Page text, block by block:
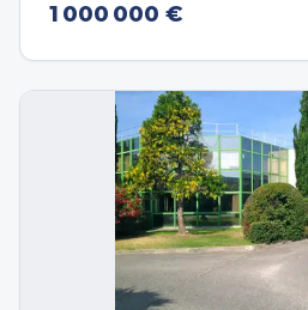
1 000 000 €